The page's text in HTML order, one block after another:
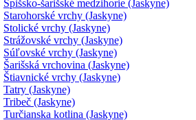
Spišsko-šarišské medzihorie (Jaskyne)
Starohorské vrchy (Jaskyne)
Stolické vrchy (Jaskyne)
Strážovské vrchy (Jaskyne)
Súľovské vrchy (Jaskyne)
Šarišská vrchovina (Jaskyne)
Štiavnické vrchy (Jaskyne)
Tatry (Jaskyne)
Tribeč (Jaskyne)
Turčianska kotlina (Jaskyne)